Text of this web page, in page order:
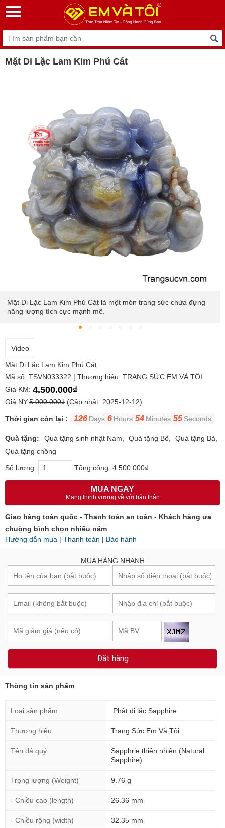
Mặt Di Lặc Lam Kim Phú Cát
Mặt dây được chế tác tinh xảo từ đá quý Sapphire Lam, khắc
họa Phật Di Lặc với nụ cười hỉ xả, viên mãn.
Video
Mặt Di Lặc Lam Kim Phú Cát
Mã số: TSVN033322 | Thương hiệu: TRANG SỨC EM VÀ TÔI
Giá KM: 4.500.000₫
Giá NY:5.000.000₫ (Cập nhật: 2025-12-12)
Thời gian còn lại : 126 Days 6 Hours 54 Minutes 54 Seconds
Quà tặng: Quà tặng sinh nhật Nam Quà tặng Bố
Quà tặng Bà
Quà tặng chồng
Số lượng: Tổng cộng: 4.500.000₫
MUA NGAY
Mang thịnh vượng về với bản thân
Giao hàng toàn quốc - Thanh toán an toàn - Khách hàng ưa
chuộng bình chọn nhiều năm
Hướng dẫn mua | Thanh toán | Bảo hành
MUA HÀNG NHANH
Đặt hàng
Thông tin sản phẩm
Loại sản phẩm Phật di lặc Sapphire
Thương hiệu Trang Sức Em Và Tôi
Tên đá quý
Sapphrie thiên nhiên (Natural
Sapphire)
Trọng lượng (Weight) 9.76 g
- Chiều cao (length) 26.36 mm
- Chiều rộng (width) 32.35 mm